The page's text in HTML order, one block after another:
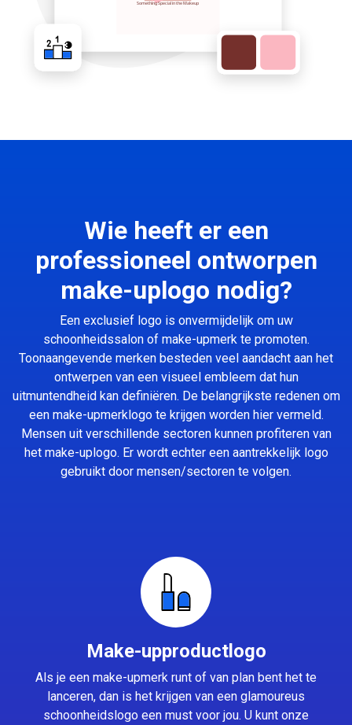
Wie heeft er een
professioneel ontworpen
make-uplogo nodig?
Een exclusief logo is onvermijdelijk om uw
schoonheidssalon of make-upmerk te promoten.
Toonaangevende merken besteden veel aandacht aan het
ontwerpen van een visueel embleem dat hun
uitmuntendheid kan definiëren. De belangrijkste redenen om
een make-upmerklogo te krijgen worden hier vermeld.
Mensen uit verschillende sectoren kunnen profiteren van
het make-uplogo. Er wordt echter een aantrekkelijk logo
gebruikt door mensen/sectoren te volgen.
Make-upproductlogo
Als je een make-upmerk runt of van plan bent het te
lanceren, dan is het krijgen van een glamoureus
schoonheidslogo een must voor jou. U kunt onze